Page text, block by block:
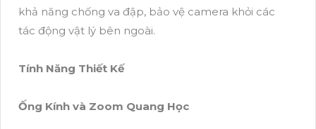
khả năng chống va đập, bảo vệ camera khỏi các
tác động vật lý bên ngoài.
Tính Năng Thiết Kế
Ống Kính và Zoom Quang Học